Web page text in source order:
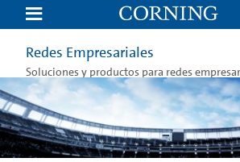
Network
Solutions
for
Large
VenuesRedes Empresariales
Soluciones y productos para redes